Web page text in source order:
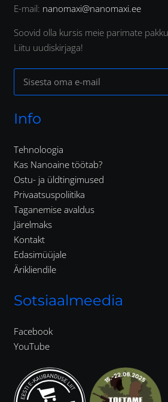
E-mail: nanomaxi@nanomaxi.ee
Soovid olla kursis meie parimate
Liitu uudiskirjaga!
Info
Tehnoloogia
Kas Nanoaine töötab?
Ostu- ja üldtingimused
Privaatsuspoliitika
Taganemise avaldus
Järelmaks
Kontakt
Edasimüüjale
Ärikliendile
Sotsiaalmeedia
Facebook
YouTube